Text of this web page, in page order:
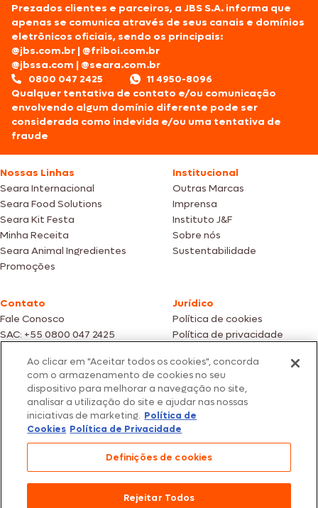
Prezados clientes e parceiros, a JBS S.A. informa que
apenas se comunica através de seus canais e domínios
eletrônicos oficiais, sendo os principais:
@jbs.com.br |@friboi.com.br
@jbssa.com |@seara.com.br
0800 047 2425
11 4950-8096
Qualquer tentativa de contato e/ou comunicação
envolvendo algum domínio diferente pode ser
considerada como indevida e/ou uma tentativa de
fraude
Nossas Linhas
Seara Internacional
Seara Food Solutions
Seara Kit Festa
Minha Receita
Seara Animal Ingredientes
Promoções
Institucional
Outras Marcas
Imprensa
Instituto J&F
Sobre nós
Sustentabilidade
Contato
Fale Conosco
SAC: +55 0800 047 2425
Jurídico
Política de cookies
Política de privacidade
Fotos meramente ilustrativas | Ofertas válidas enquanto durarem os
estoques dos nossos parceiros | Vendas sujeitas a análise e confirmação
de dados.
Os preços, promoções e condições de pagamento são válidos
exclusivamente para compras efetuadas em nossos parceiros.
Todos os produtos estão sujeitos a disponibilidade de estoque.
São Paulo/SP – CEP 05.118-100
© 2026 Seara. Todos os direitos reservados
Ao clicar em "Aceitar todos os cookies", concorda
com o armazenamento de cookies no seu
dispositivo para melhorar a navegação no site,
analisar a utilização do site e ajudar nas nossas
iniciativas de marketing. Política de
Cookies Política de Privacidade
Definições de cookies
Rejeitar Todos